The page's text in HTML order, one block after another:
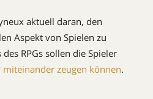
aktuell daran, den
Aspekt von Spielen zu
RPGs sollen die Spieler
miteinander zeugen können.